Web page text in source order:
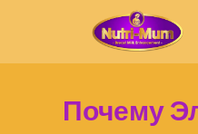
Почему